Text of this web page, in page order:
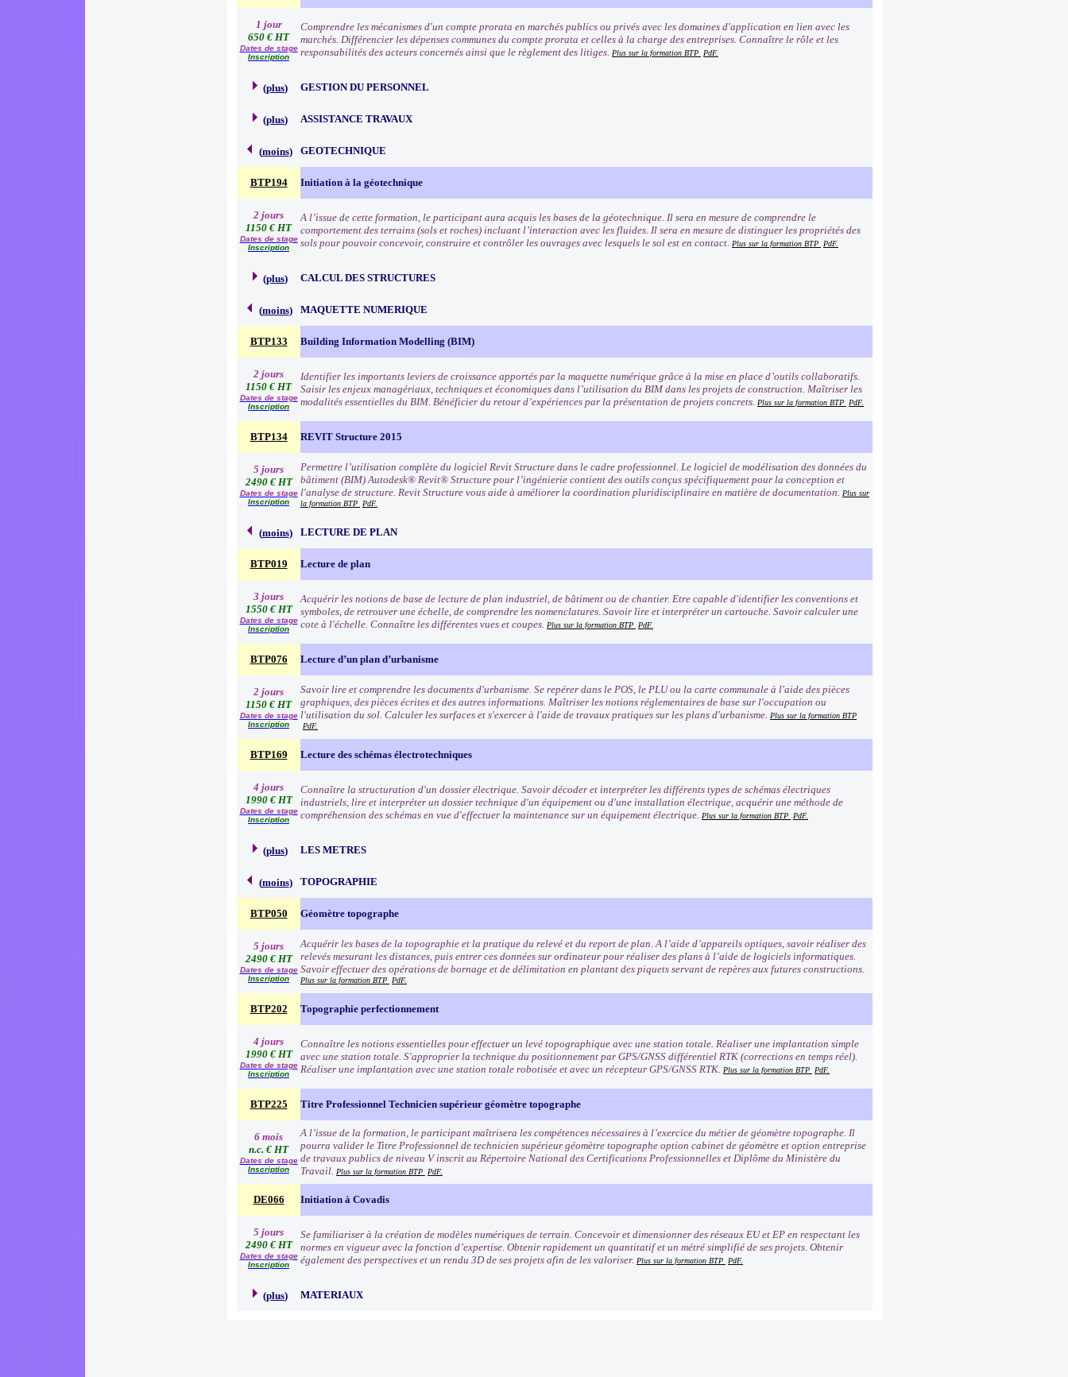
1 jour
650 € HT
Dates de stage
Inscription
Comprendre les mécanismes d'un compte prorata en marchés publics ou privés avec les domaines d'application en lien avec les
marchés. Différencier les dépenses communes du compte prorata et celles à la charge des entreprises. Connaître le rôle et les
responsabilités des acteurs concernés ainsi que le règlement des litiges. Plus sur la formation BTP PdF.
(plus) GESTION DU PERSONNEL
(plus) ASSISTANCE TRAVAUX
(moins) GEOTECHNIQUE
BTP194 Initiation à la géotechnique
2 jours
1150 € HT
Dates de stage
Inscription
A l’issue de cette formation, le participant aura acquis les bases de la géotechnique. Il sera en mesure de comprendre le
comportement des terrains (sols et roches) incluant l’interaction avec les fluides. Il sera en mesure de distinguer les propriétés des
sols pour pouvoir concevoir, construire et contrôler les ouvrages avec lesquels le sol est en contact. Plus sur la formation BTP PdF.
(plus) CALCUL DES STRUCTURES
(moins) MAQUETTE NUMERIQUE
BTP133 Building Information Modelling (BIM)
2 jours
1150 € HT
Dates de stage
Inscription
Identifier les importants leviers de croissance apportés par la maquette numérique grâce à la mise en place d’outils collaboratifs.
Saisir les enjeux managériaux, techniques et économiques dans l’utilisation du BIM dans les projets de construction. Maîtriser les
modalités essentielles du BIM. Bénéficier du retour d’expériences par la présentation de projets concrets. Plus sur la formation BTP PdF.
BTP134 REVIT Structure 2015
5 jours
2490 € HT
Dates de stage
Inscription
Permettre l’utilisation complète du logiciel Revit Structure dans le cadre professionnel. Le logiciel de modélisation des données du
bâtiment (BIM) Autodesk® Revit® Structure pour l’ingénierie contient des outils conçus spécifiquement pour la conception et
l'analyse de structure. Revit Structure vous aide à améliorer la coordination pluridisciplinaire en matière de documentation. Plus sur
la formation BTP
PdF.
(moins) LECTURE DE PLAN
BTP019 Lecture de plan
3 jours
1550 € HT
Dates de stage
Inscription
Acquérir les notions de base de lecture de plan industriel, de bâtiment ou de chantier. Etre capable d'identifier les conventions et
symboles, de retrouver une échelle, de comprendre les nomenclatures. Savoir lire et interpréter un cartouche. Savoir calculer une
cote à l'échelle. Connaître les différentes vues et coupes. Plus sur la formation BTP PdF.
BTP076 Lecture d’un plan d’urbanisme
2 jours
1150 € HT
Dates de stage
Inscription
Savoir lire et comprendre les documents d'urbanisme. Se repérer dans le POS, le PLU ou la carte communale à l'aide des pièces
graphiques, des pièces écrites et des autres informations. Maîtriser les notions réglementaires de base sur l'occupation ou
l'utilisation du sol. Calculer les surfaces et s'exercer à l'aide de travaux pratiques sur les plans d'urbanisme. Plus sur la formation BTP
PdF.
BTP169 Lecture des schémas électrotechniques
4 jours
1990 € HT
Dates de stage
Inscription
Connaître la structuration d'un dossier électrique. Savoir décoder et interpréter les différents types de schémas électriques
industriels, lire et interpréter un dossier technique d'un équipement ou d'une installation électrique, acquérir une méthode de
compréhension des schémas en vue d'effectuer la maintenance sur un équipement électrique. Plus sur la formation BTP PdF.
(plus) LES METRES
(moins) TOPOGRAPHIE
BTP050 Géomètre topographe
5 jours
2490 € HT
Dates de stage
Inscription
Acquérir les bases de la topographie et la pratique du relevé et du report de plan. A l’aide d’appareils optiques, savoir réaliser des
relevés mesurant les distances, puis entrer ces données sur ordinateur pour réaliser des plans à l’aide de logiciels informatiques.
Savoir effectuer des opérations de bornage et de délimitation en plantant des piquets servant de repères aux futures constructions.
Plus sur la formation BTP PdF.
BTP202 Topographie perfectionnement
4 jours
1990 € HT
Dates de stage
Inscription
Connaître les notions essentielles pour effectuer un levé topographique avec une station totale. Réaliser une implantation simple
avec une station totale. S'approprier la technique du positionnement par GPS/GNSS différentiel RTK (corrections en temps réel).
Réaliser une implantation avec une station totale robotisée et avec un récepteur GPS/GNSS RTK. Plus sur la formation BTP PdF.
BTP225 Titre Professionnel Technicien supérieur géomètre topographe
6 mois
n.c. € HT
Dates de stage
Inscription
A l’issue de la formation, le participant maîtrisera les compétences nécessaires à l’exercice du métier de géomètre topographe. Il
pourra valider le Titre Professionnel de technicien supérieur géomètre topographe option cabinet de géomètre et option entreprise
de travaux publics de niveau V inscrit au Répertoire National des Certifications Professionnelles et Diplôme du Ministère du
Travail. Plus sur la formation BTP PdF.
DE066 Initiation à Covadis
5 jours
2490 € HT
Dates de stage
Inscription
Se familiariser à la création de modèles numériques de terrain. Concevoir et dimensionner des réseaux EU et EP en respectant les
normes en vigueur avec la fonction d’expertise. Obtenir rapidement un quantitatif et un métré simplifié de ses projets. Obtenir
également des perspectives et un rendu 3D de ses projets afin de les valoriser. Plus sur la formation BTP PdF.
(plus) MATERIAUX